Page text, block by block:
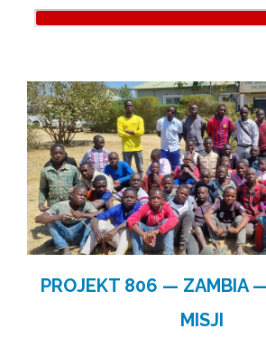
PROJEKT 806 — ZAMBIA
MISJI